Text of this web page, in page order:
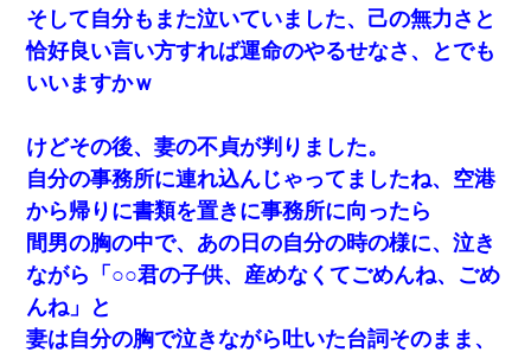
そして自分もまた泣いていました、己の無力さと
恰好良い言い方すれば運命のやるせなさ、とでも
いいますかｗ
けどその後、妻の不貞が判りました。
自分の事務所に連れ込んじゃってましたね、空港
から帰りに書類を置きに事務所に向ったら
間男の胸の中で、あの日の自分の時の様に、泣き
ながら「○○君の子供、産めなくてごめんね、ごめ
んね」と
妻は自分の胸で泣きながら吐いた台詞そのまま、